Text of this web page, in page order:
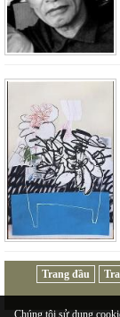
Trang đầu
Chúng tôi sử dụng